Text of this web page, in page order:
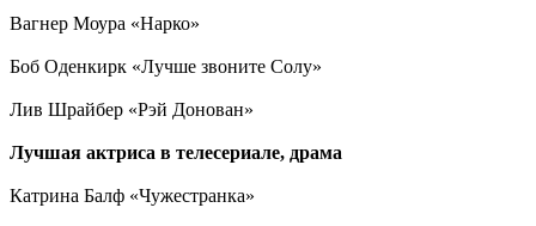
Вагнер Моура «Нарко»
Боб Оденкирк «Лучше звоните Солу»
Лив Шрайбер «Рэй Донован»
Лучшая актриса в телесериале, драма
Катрина Балф «Чужестранка»